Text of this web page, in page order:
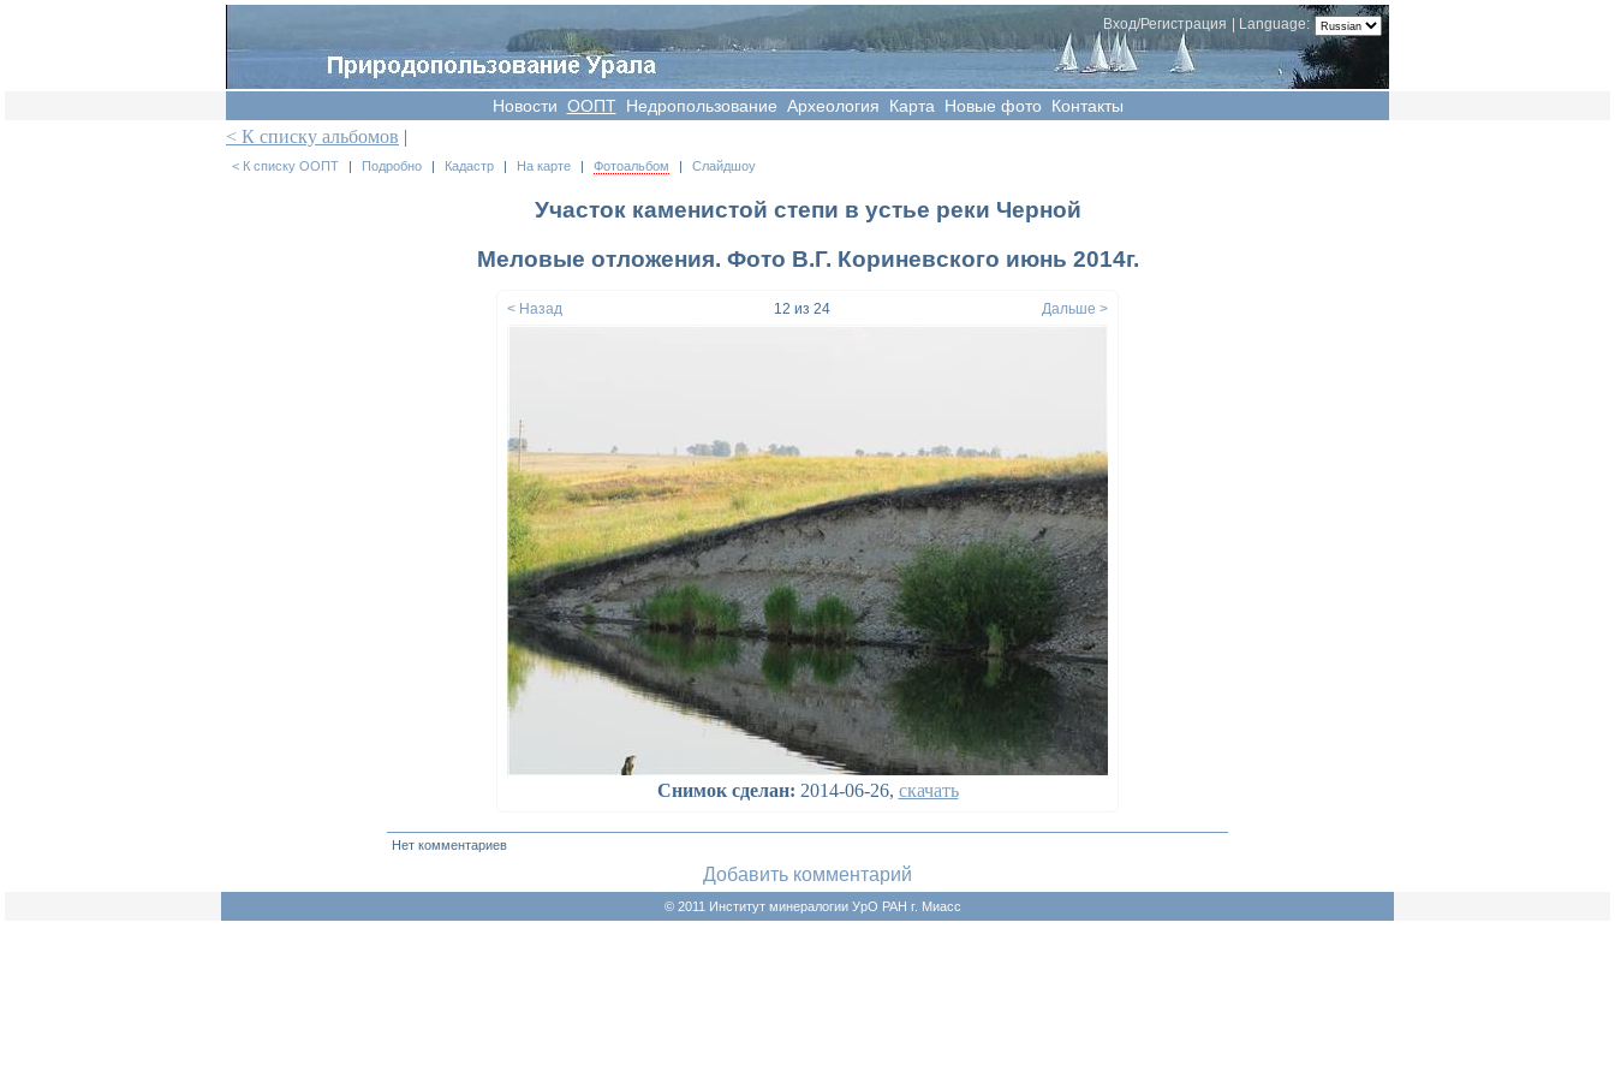
Language:
Вход/Регистрация
Новости OOПT Недропользование Археология Карта Новые фото Контакты
< К списку альбомов |
< К списку ООПТ | Подробно | Кадастр | На карте | Фотоальбом | Слайдшоу
Участок каменистой степи в устье реки Черной
Меловые отложения. Фото В.Г. Кориневского июнь 2014г.
< Назад 12 из 24 Дальше >
Снимок сделан: 2014-06-26, скачать
Нет комментариев
Добавить комментарий
© 2011 Институт минералогии УрО РАН г. Миасс